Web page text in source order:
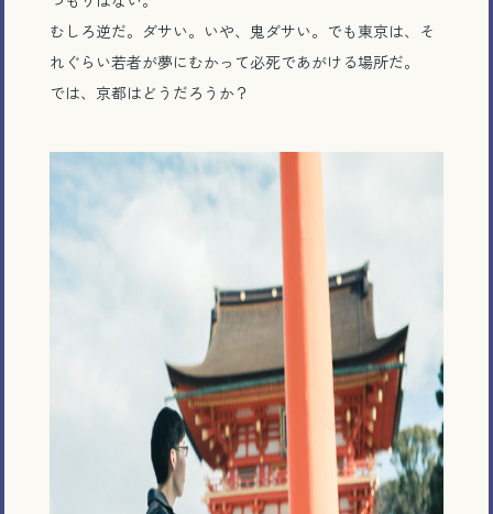
むしろ逆だ。ダサい。いや、鬼ダサい。でも東京は、そ
れぐらい若者が夢にむかって必死であがける場所だ。
では、京都はどうだろうか？